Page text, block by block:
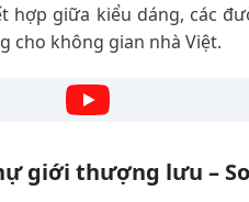
hợp giữa kiểu dáng, các
cho không gian nhà Việt.
giới thượng lưu –